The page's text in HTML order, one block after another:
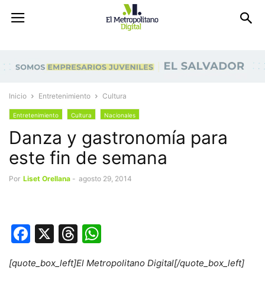
Inicio Entretenimiento Cultura
Entretenimiento Cultura Nacionales
Danza y gastronomía para
este fin de semana
Por Liset Orellana - agosto 29, 2014
Facebook
X Threads
[quote_box_left]El Metropolitano Digital[/quote_box_left]